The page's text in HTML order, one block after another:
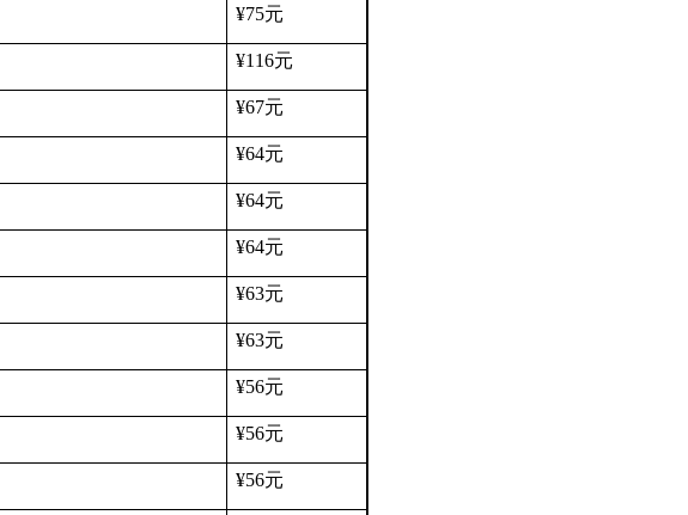
¥75元
¥116元
¥67元
¥64元
¥64元
¥64元
¥63元
¥63元
¥56元
¥56元
¥56元